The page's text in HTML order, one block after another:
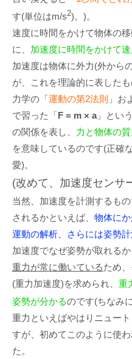
す(単位はm/s2)。)。
速度に時間をかけて物体の
に、 加速度に時間をかけて
加速度は物体に外力(外から
が、これを理論的に表した
力学の「運動の第2法則 」お
で習った「F = m × a」とい
の関係を表し、 力と物体の
を意味しているのです(正確
愛)。
(改めて、加速度センサ
当然、加速度を計測するも
されるかといえば、 物体に
運動の解析、さらには姿勢計
加速度でなぜ姿勢が取れる
重力が常に働いているため
(重力加速度)を求められ、 重
姿勢が分かるのです(ちなみ
重力といえばやはりニュー
すが、初めてこのように使
た。